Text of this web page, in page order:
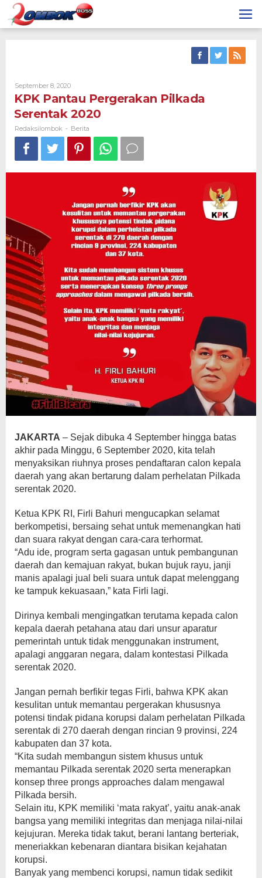
Skip
content
September 8, 2020By
Redaksilombok
KPK Pantau Pergerakan Pilkada
Serentak 2020
Redaksilombok - Berita
JAKARTA – Sejak dibuka 4 September hingga batas
akhir pada Minggu, 6 September 2020, kita telah
menyaksikan riuhnya proses pendaftaran calon kepala
daerah yang akan bertarung dalam perhelatan Pilkada
serentak 2020.
Ketua KPK RI, Firli Bahuri mengucapkan selamat
berkompetisi, bersaing sehat untuk memenangkan hati
dan suara rakyat dengan cara-cara terhormat.
“Adu ide, program serta gagasan untuk pembangunan
daerah dan kemajuan rakyat, bukan bujuk rayu, janji
manis apalagi jual beli suara untuk dapat melenggang
ke tampuk kekuasaan,” kata Firli lagi.
Dirinya kembali mengingatkan terutama kepada calon
kepala daerah petahana atau dari unsur aparatur
pemerintah untuk tidak menggunakan instrument,
apalagi anggaran negara, dalam kontestasi Pilkada
serentak 2020.
Jangan pernah berfikir tegas Firli, bahwa KPK akan
kesulitan untuk memantau pergerakan khususnya
potensi tindak pidana korupsi dalam perhelatan Pilkada
serentak di 270 daerah dengan rincian 9 provinsi, 224
kabupaten dan 37 kota.
“Kita sudah membangun sistem khusus untuk
memantau Pilkada serentak 2020 serta menerapkan
konsep three prongs approaches dalam mengawal
Pilkada bersih.
Selain itu, KPK memiliki ‘mata rakyat’, yaitu anak-anak
bangsa yang memiliki integritas dan menjaga nilai-nilai
kejujuran. Mereka tidak takut, berani lantang berteriak,
meneriakkan kebenaran diantara bisikan kejahatan
korupsi.
Banyak yang membenci korupsi, namun tidak sedikit